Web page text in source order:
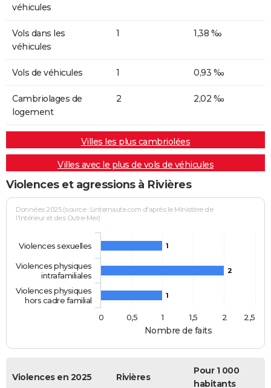
véhicules
Vols dans les
véhicules
1 1,38 ‰
Vols de véhicules 1 0,93 ‰
Cambriolages de
logement
2 2,02 ‰
Villes les plus cambriolées
Villes avec le plus de vols de véhicules
Violences et agressions à Rivières
Nombre de faits
Données 2025 (source : Linternaute.com d'après le Ministère de
l'Intérieur et des Outre-Mer)
1
2
1
Violences sexuelles
Violences physiques
intrafamiliales
Violences physiques
hors cadre familial
0
0,5 1 1,5 2 2,5
Violences en 2025 Rivières
Pour 1 000
habitants